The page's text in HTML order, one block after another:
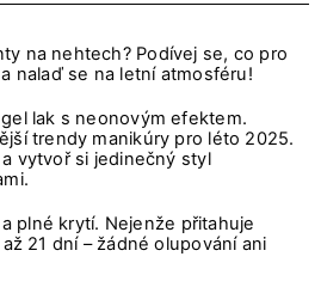
na nehtech? Podívej se, co pro
nalaď se na letní atmosféru!
lak s neonovým efektem.
trendy manikúry pro léto 2025.
vytvoř si jedinečný styl
plné krytí. Nejenže přitahuje
21 dní – žádné olupování ani